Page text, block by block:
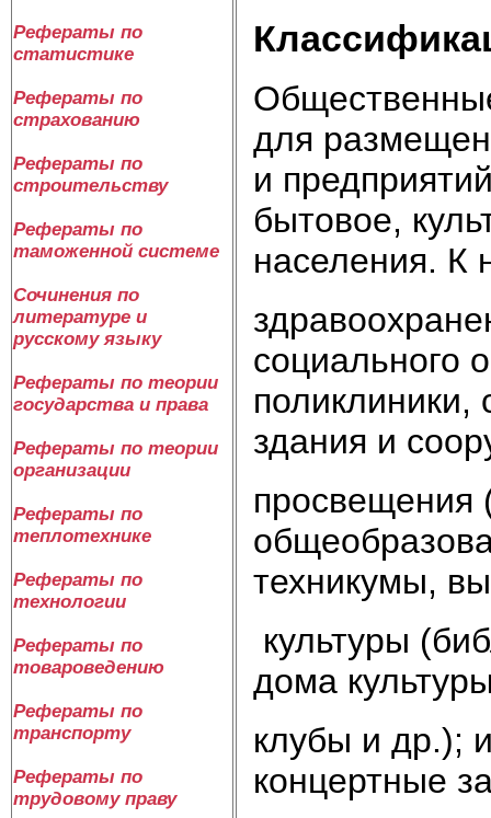
Рефераты по
статистике
Рефераты по
страхованию
Рефераты по
строительству
Рефераты по
таможенной системе
Сочинения по
литературе и
русскому языку
Рефераты по теории
государства и права
Рефераты по теории
организации
Рефераты по
теплотехнике
Рефераты по
технологии
Рефераты по
товароведению
Рефераты по
транспорту
Рефераты по
трудовому праву
для
и
бытовое,
населения. К
социального
поликлиники,
здания и
просвещения
техникумы,
культуры
дома
клубы и др.);
концертные